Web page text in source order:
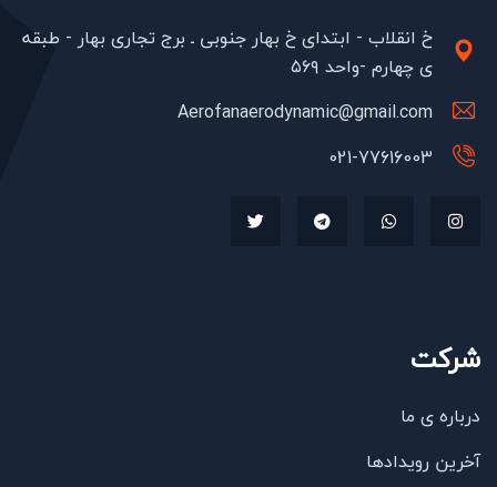
خ انقلاب - ابتدای خ بهار جنوبی ـ برج تجاری بهار - طبقه
ی چهارم -واحد ۵۶۹
Aerofanaerodynamic@gmail.com
021-77616003
شرکت
درباره ی ما
آخرین رویدادها